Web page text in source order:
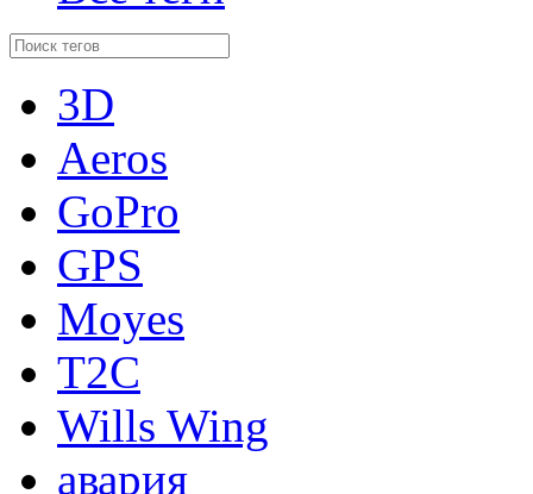
3D
Aeros
GoPro
GPS
Moyes
T2C
Wills Wing
авария